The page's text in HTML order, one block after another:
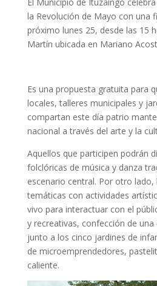
la Revolución de Mayo con una
próximo lunes 25, desde las 15
Martín ubicada en Mariano
Es una propuesta gratuita para
locales, talleres municipales y
compartan este día patrio
nacional a través del arte y la
Aquellos que participen podrán
folclóricas de música y danza
escenario central. Por otro lado,
temáticas con actividades
vivo para interactuar con el
y recreativas, confección de una
junto a los cinco jardines de
de microemprendedores,
caliente.